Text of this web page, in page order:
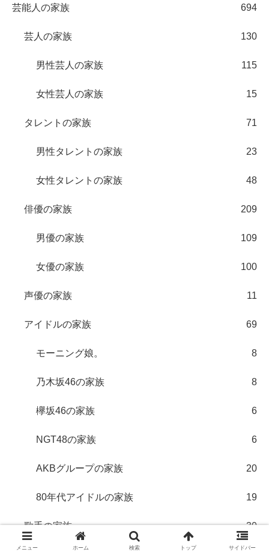
芸能人の家族 694
芸人の家族 130
男性芸人の家族 115
女性芸人の家族 15
タレントの家族 71
男性タレントの家族 23
女性タレントの家族 48
俳優の家族 209
男優の家族 109
女優の家族 100
声優の家族 11
アイドルの家族 69
モーニング娘。 8
乃木坂46の家族 8
欅坂46の家族 6
NGT48の家族 6
AKBグループの家族 20
80年代アイドルの家族 19
歌手の家族 30
メニュー ホーム 検索 トップ サイドバー